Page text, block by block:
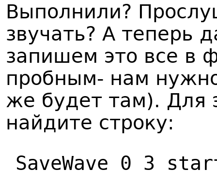
Выполнили?
звучать? А теперь
запишем это все в
пробным- нам
же будет там). Для
найдите строку:
SaveWave 0 3